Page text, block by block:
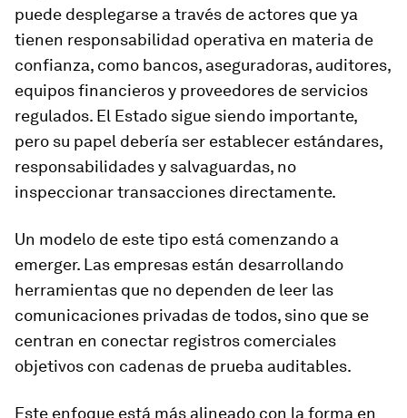
puede desplegarse a través de actores que ya
tienen responsabilidad operativa en materia de
confianza, como bancos, aseguradoras, auditores,
equipos financieros y proveedores de servicios
regulados. El Estado sigue siendo importante,
pero su papel debería ser establecer estándares,
responsabilidades y salvaguardas, no
inspeccionar transacciones directamente.
Un modelo de este tipo está comenzando a
emerger. Las empresas están desarrollando
herramientas que no dependen de leer las
comunicaciones privadas de todos, sino que se
centran en conectar registros comerciales
objetivos con cadenas de prueba auditables.
Este enfoque está más alineado con la forma en